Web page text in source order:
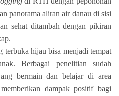
panorama aliran air danau di sisi
sehat ditambah dengan pikiran
terbuka hijau bisa menjadi tempat
Berbagai penelitian sudah
bermain dan belajar di area
dampak positif bagi